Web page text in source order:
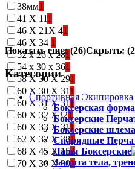
38мм1
41 Х 111
46 Х 21Х 41
46 Х 34 1
52 х 26 x 281
54 х 30 x 361
58 Х 30 Х 291
60 Х 30 Х 311
60 Х 31 Х 311
60 Х 32 Х321
60 Х 33 Х 311
62 Х 32 Х 381
68 Х 45 Х 152
70 Х 30 Х 301
Показать еще: (26)Скрыть:
Категории
Спортивная Экипировка
Боксерская форма
Боксерские
Боксерские шлема
Снарядные
Лапы Боксерские
Защита тела,